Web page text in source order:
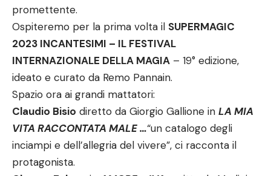
promettente.
Ospiteremo per la prima volta il SUPERMAGIC
2023 INCANTESIMI – IL FESTIVAL
INTERNAZIONALE DELLA MAGIA – 19° edizione,
ideato e curato da Remo Pannain.
Spazio ora ai grandi mattatori:
Claudio Bisio diretto da Giorgio Gallione in LA MIA
VITA RACCONTATA MALE …“un catalogo degli
inciampi e dell’allegria del vivere”, ci racconta il
protagonista.